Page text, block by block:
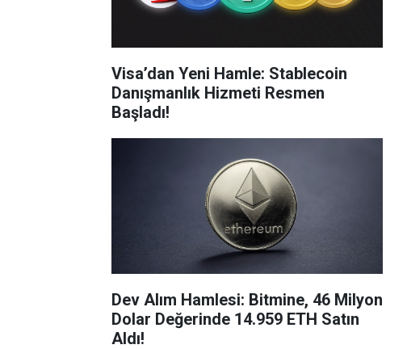
Visa’dan Yeni Hamle: Stablecoin
Danışmanlık Hizmeti Resmen
Başladı!
Dev Alım Hamlesi: Bitmine, 46 Milyon
Dolar Değerinde 14.959 ETH Satın
Aldı!